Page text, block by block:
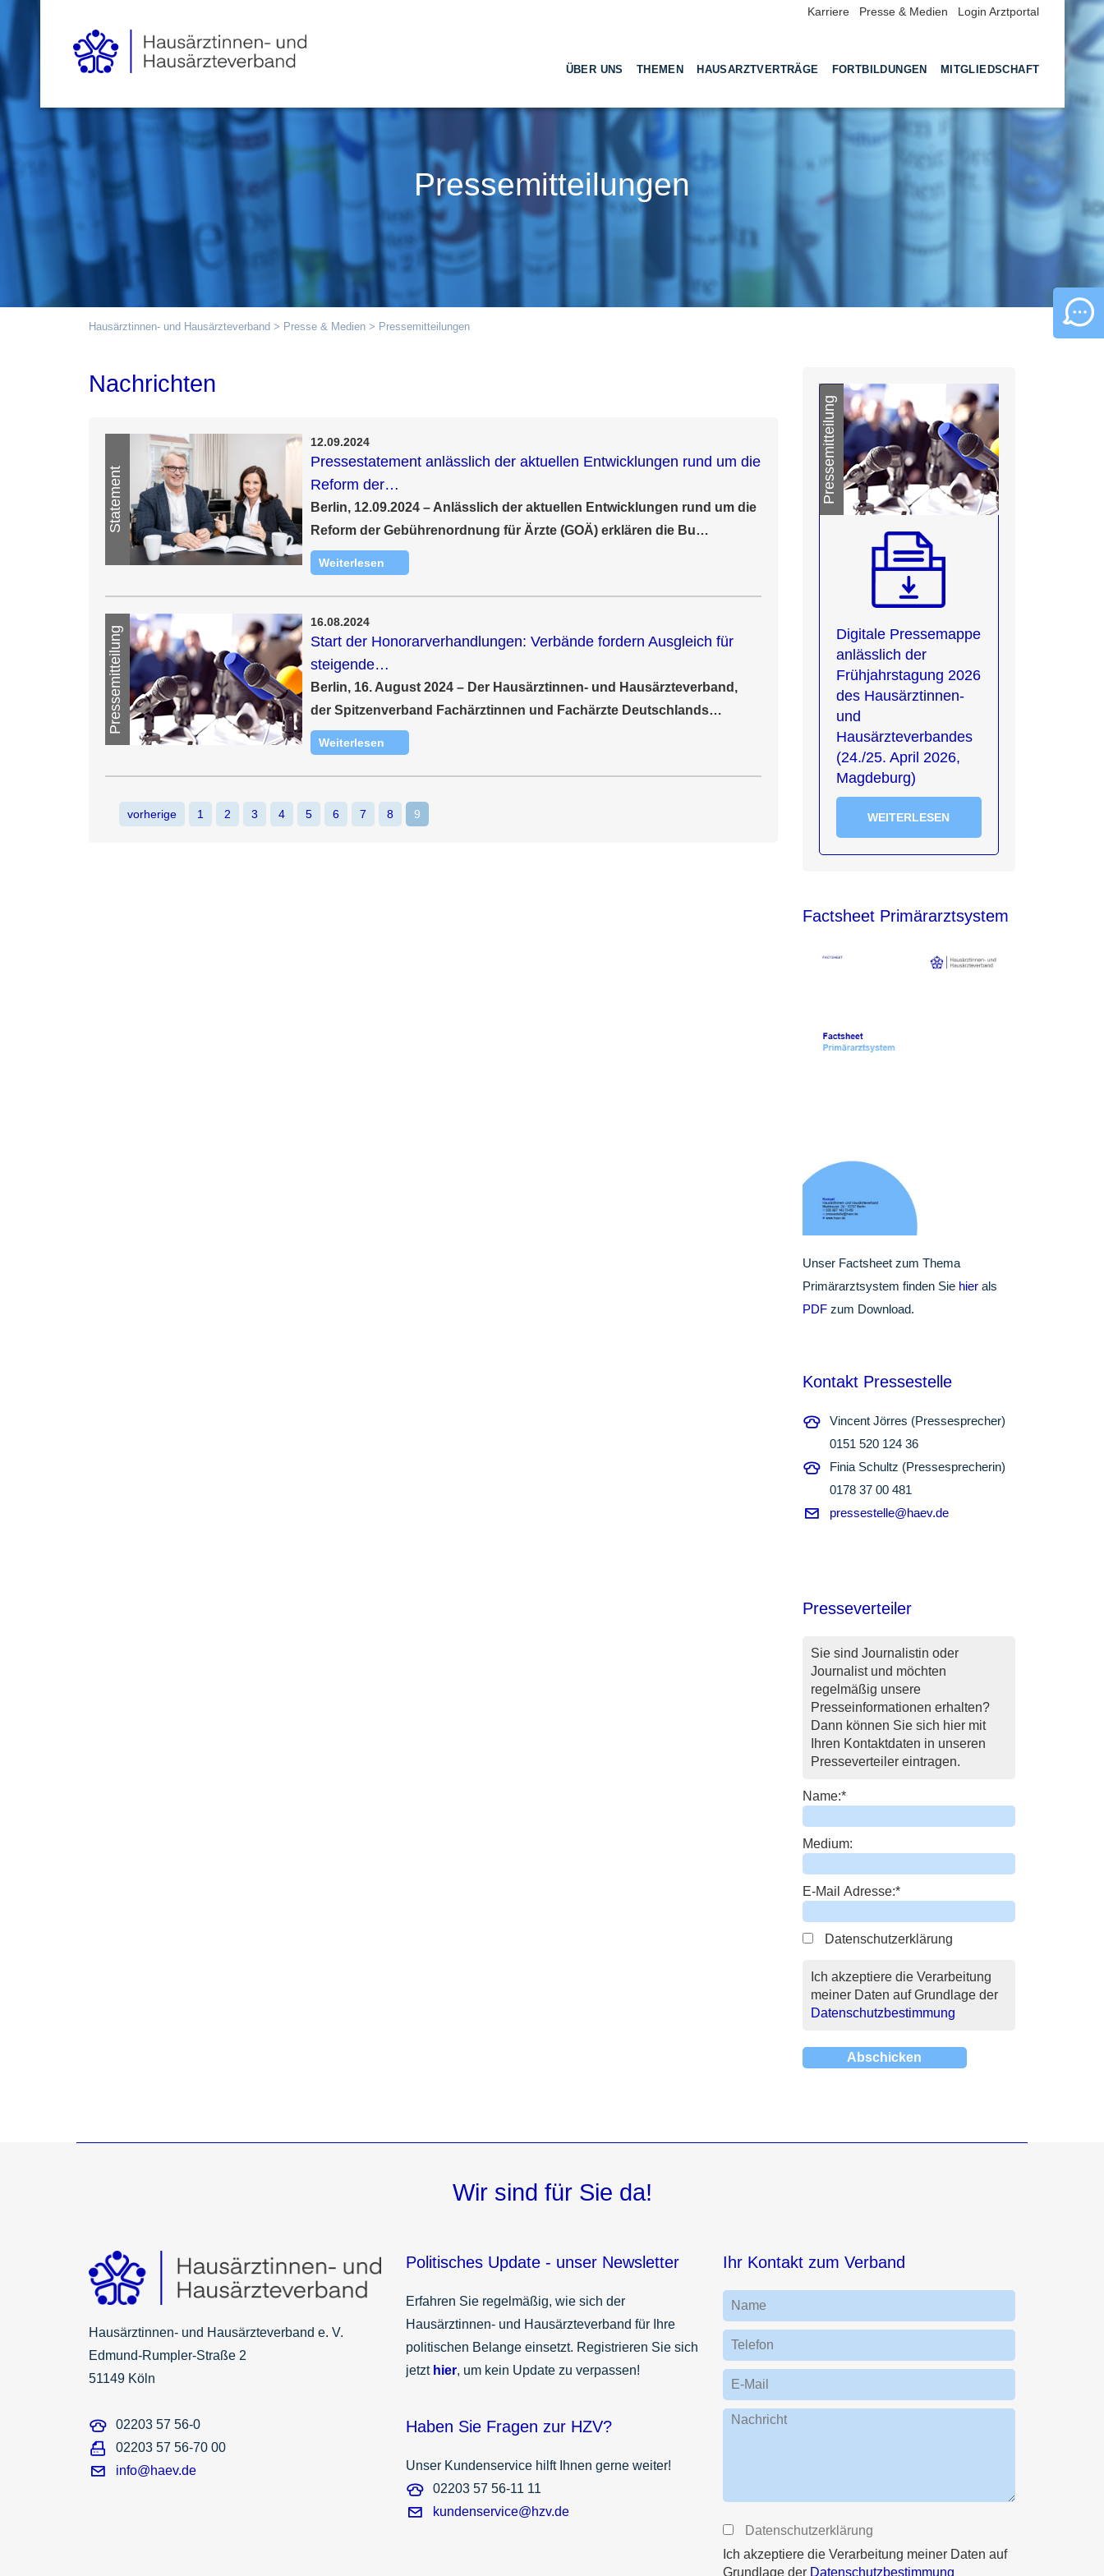
ÜBER UNS THEMEN HAUSARZTVERTRÄGE FORTBILDUNGEN MITGLIEDSCHAFT
Karriere Presse & Medien Login Arztportal
Pressemitteilungen
Hausärztinnen- und Hausärzteverband > Presse & Medien > Pressemitteilungen
Nachrichten
Statement
12.09.2024
Pressestatement anlässlich der aktuellen Entwicklungen rund um die
Reform der…
Berlin, 12.09.2024 – Anlässlich der aktuellen Entwicklungen rund um die
Reform der Gebührenordnung für Ärzte (GOÄ) erklären die Bu…
Weiterlesen
Pressemitteilung
16.08.2024
Start der Honorarverhandlungen: Verbände fordern Ausgleich für
steigende…
Berlin, 16. August 2024 – Der Hausärztinnen- und Hausärzteverband,
der Spitzenverband Fachärztinnen und Fachärzte Deutschlands…
Weiterlesen
vorherige 1 2 3 4 5 6 7 8 9
Pressemitteilung
Digitale Pressemappe
anlässlich der
Frühjahrstagung 2026
des Hausärztinnen-
und
Hausärzteverbandes
(24./25. April 2026,
Magdeburg)
WEITERLESEN
Factsheet Primärarztsystem
Unser Factsheet zum Thema
Primärarztsystem finden Sie hierals
PDF zum Download.
Kontakt Pressestelle
Vincent Jörres (Pressesprecher)
0151 520 124 36
Finia Schultz (Pressesprecherin)
0178 37 00 481
pressestelle@haev.de
Presseverteiler
Sie sind Journalistin oder
Journalist und möchten
regelmäßig unsere
Presseinformationen erhalten?
Dann können Sie sich hier mit
Ihren Kontaktdaten in unseren
Presseverteiler eintragen.
Name:*
Medium:
E-Mail Adresse:*
Datenschutzerklärung
Ich akzeptiere die Verarbeitung
meiner Daten auf Grundlage der
Datenschutzbestimmung
Wir sind für Sie da!
Hausärztinnen- und Hausärzteverband e. V.
Edmund-Rumpler-Straße 2
51149 Köln
02203 57 56-0
02203 57 56-70 00
info@haev.de
Politisches Update - unser Newsletter
Erfahren Sie regelmäßig, wie sich der
Hausärztinnen- und Hausärzteverband für Ihre
politischen Belange einsetzt. Registrieren Sie sich
jetzt hier, um kein Update zu verpassen!
Haben Sie Fragen zur HZV?
Unser Kundenservice hilft Ihnen gerne weiter!
02203 57 56-11 11
kundenservice@hzv.de
Ihr Kontakt zum Verband
Name
Telefon
E-Mail
Nachricht
Datenschutzerklärung
Ich akzeptiere die Verarbeitung meiner Daten auf
Grundlage der Datenschutzbestimmung